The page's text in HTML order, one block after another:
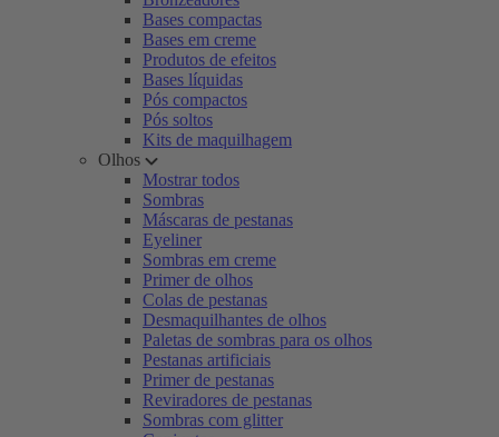
Bases compactas
Bases em creme
Produtos de efeitos
Bases líquidas
Pós compactos
Pós soltos
Kits de maquilhagem
Olhos
Mostrar todos
Sombras
Máscaras de pestanas
Eyeliner
Sombras em creme
Primer de olhos
Colas de pestanas
Desmaquilhantes de olhos
Paletas de sombras para os olhos
Pestanas artificiais
Primer de pestanas
Reviradores de pestanas
Sombras com glitter